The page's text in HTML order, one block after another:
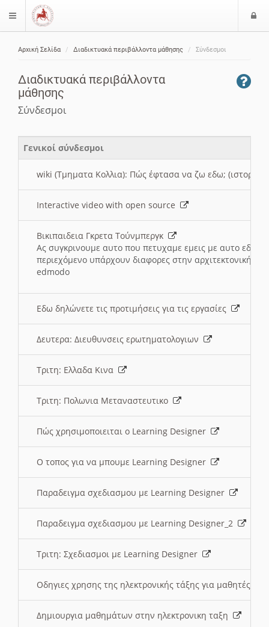
$langMenu
Αρχική Σελίδα Διαδικτυακά περιβάλλοντα μάθησης Σύνδεσμοι
Διαδικτυακά περιβάλλοντα
μάθησης
Σύνδεσμοι
Γενικοί σύνδεσμοι
wiki (Τμηματα Κολλια): Πώς έφτασα να ζω εδω; (ιστορια)
Interactive video with open source
Βικιπαιδεια Γκρετα Τούνμπεργκ
Ας συγκρινουμε αυτο που πετυχαμε εμεις με αυτο εδω
περιεχόμενο υπάρχουν διαφορες στην αρχιτεκτονική
edmodo
Εδω δηλώνετε τις προτιμήσεις για τις εργασίες
Δευτερα: Διευθυνσεις ερωτηματολογιων
Τριτη: Ελλαδα Κινα
Τριτη: Πολωνια Μεταναστευτικο
Πώς χρησιμοποιειται ο Learning Designer
O τοπος για να μπουμε Learning Designer
Παραδειγμα σχεδιασμου με Learning Designer
Παραδειγμα σχεδιασμου με Learning Designer_2
Τριτη: Σχεδιασμοι με Learning Designer
Οδηγιες χρησης της ηλεκτρονικής τάξης για μαθητές
Δημιουργια μαθημάτων στην ηλεκτρονικη ταξη